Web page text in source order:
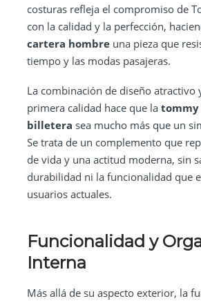
costuras refleja el compromiso de
con la calidad y la perfección,
cartera hombreuna pieza que
tiempo y las modas pasajeras.
La combinación de diseño atractivo
primera calidad hace que la
billetera sea mucho más que un
Se trata de un complemento que
de vida y una actitud moderna, sin
durabilidad ni la funcionalidad que
usuarios actuales.
Funcionalidad y
Interna
Más allá de su aspecto exterior, la